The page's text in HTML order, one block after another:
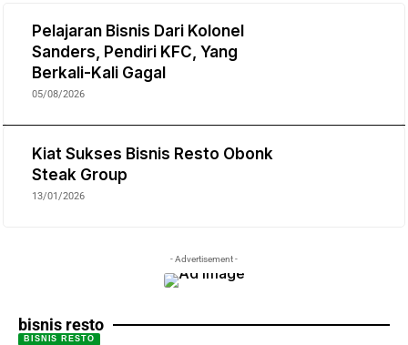
Pelajaran Bisnis Dari Kolonel
Sanders, Pendiri KFC, Yang
Berkali-Kali Gagal
05/08/2026
Kiat Sukses Bisnis Resto Obonk
Steak Group
13/01/2026
- Advertisement -
bisnis resto
BISNIS RESTO